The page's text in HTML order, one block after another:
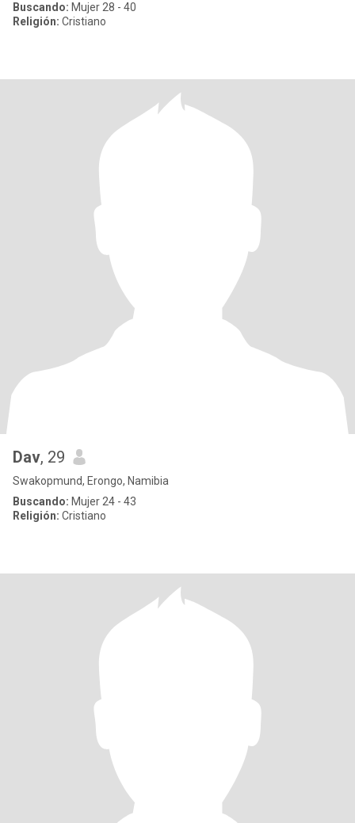
Buscando: Mujer 28 - 40
Religión: Cristiano
Dav, 29
Swakopmund, Erongo, Namibia
Buscando: Mujer 24 - 43
Religión: Cristiano